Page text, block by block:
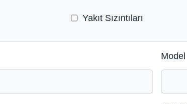
Yakıt Sızıntıları
Model